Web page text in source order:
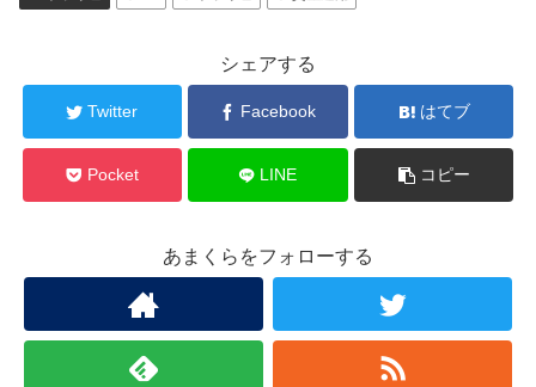
シェアする
Twitter Facebook はてブ
Pocket LINE コピー
あまくらをフォローする